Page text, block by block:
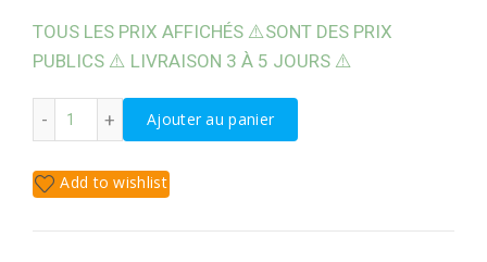
TOUS LES PRIX AFFICHÉS ⚠️SONT DES PRIX
PUBLICS ⚠️ LIVRAISON 3 À 5 JOURS ⚠️
Ajouter au panier
Add to wishlist